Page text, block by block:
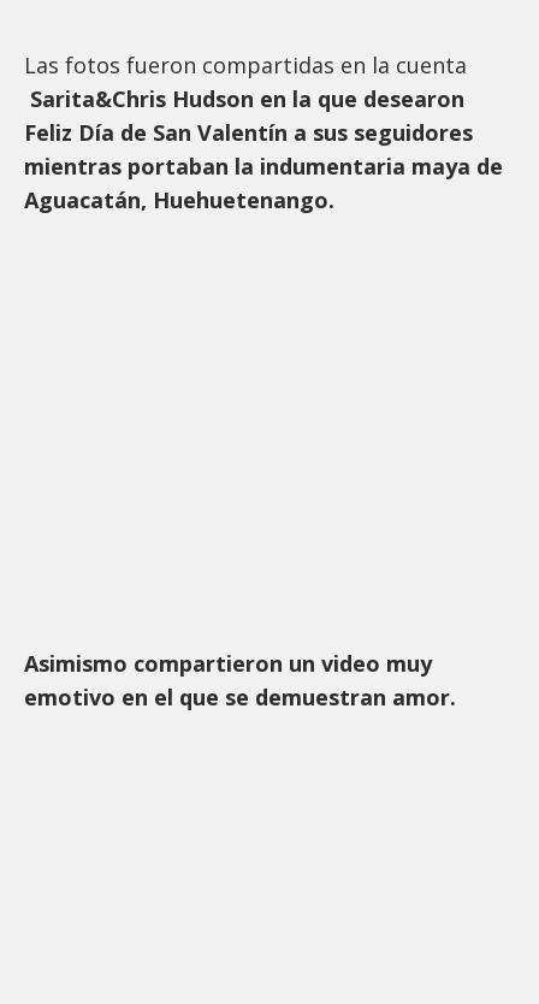
Las fotos fueron compartidas en la cuenta
Sarita&Chris Hudson en la que desearon
Feliz Día de San Valentín a sus seguidores
mientras portaban la indumentaria maya de
Aguacatán, Huehuetenango.
Asimismo compartieron un video muy
emotivo en el que se demuestran amor.